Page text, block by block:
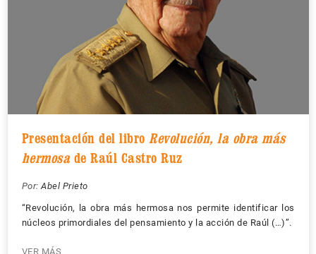
Presentación del libro Revolución, la obra más
hermosade Raúl Castro Ruz
Por:Abel Prieto
“Revolución, la obra más hermosa nos permite identificar los
núcleos primordiales del pensamiento y la acción de Raúl (…)”.
VER MÁS